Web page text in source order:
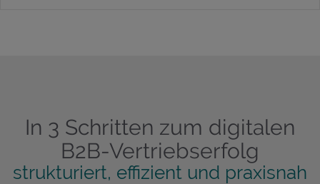
In 3 Schritten zum digitalen
B2B-Vertriebserfolg
strukturiert, effizient und praxisnah